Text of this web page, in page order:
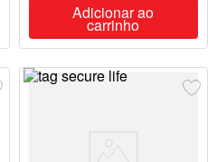
Adicionar ao
carrinho